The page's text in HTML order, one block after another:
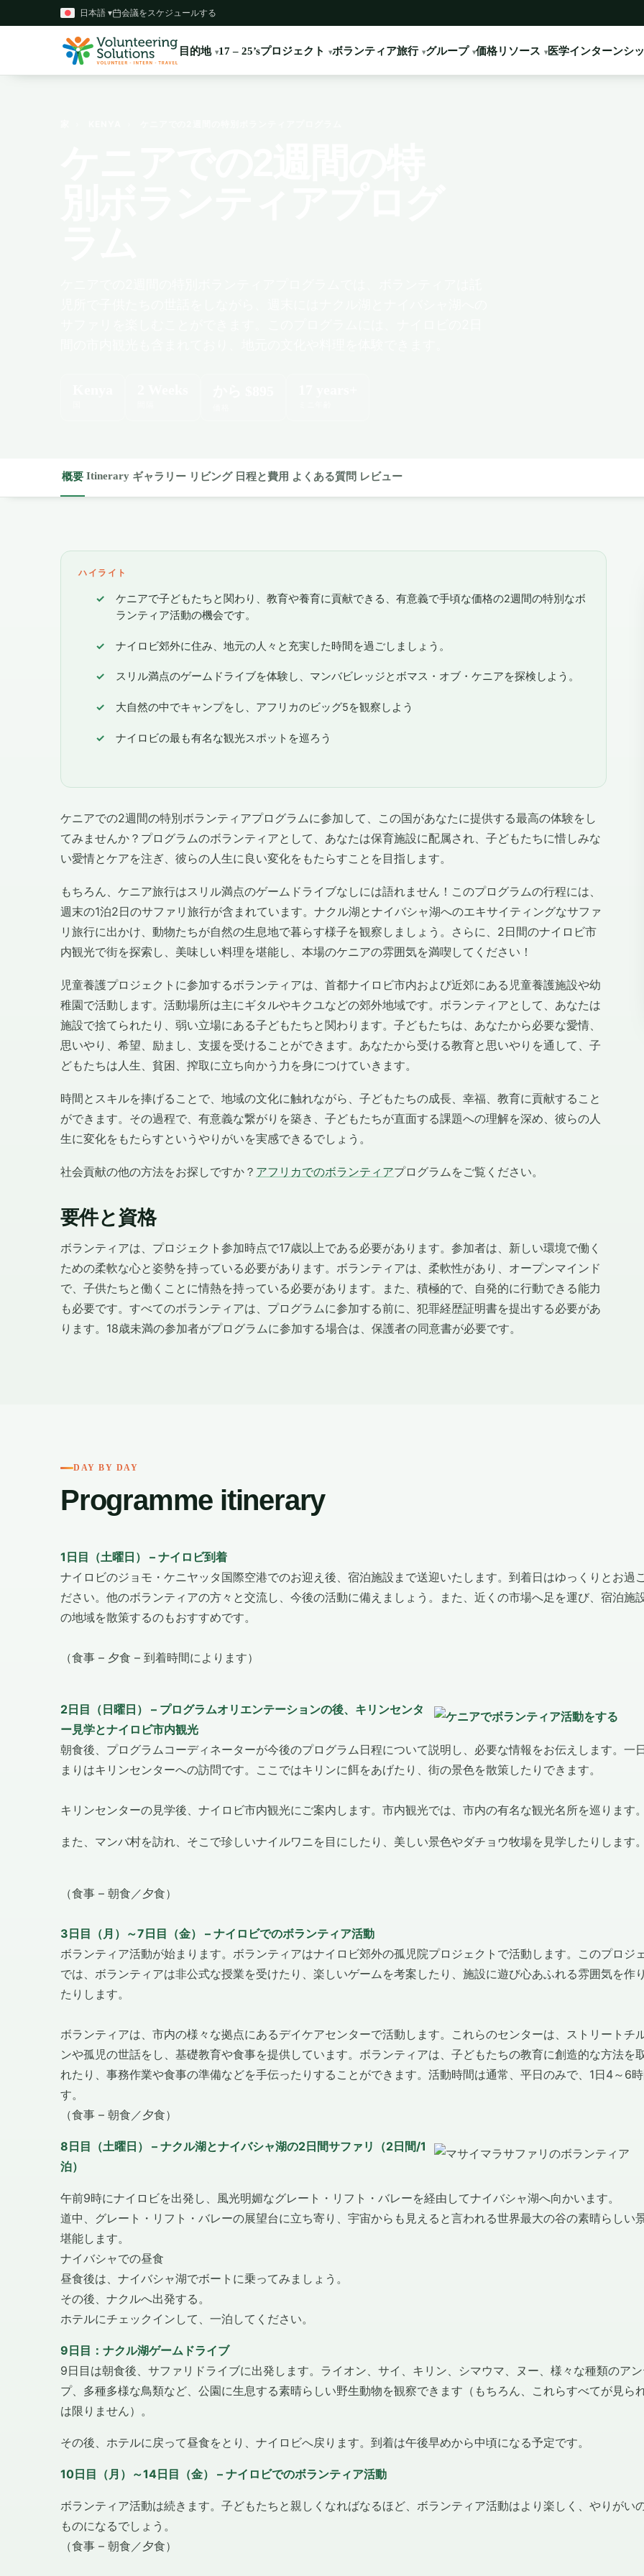
日本語 ▾ 会議をスケジュールする
目的地 17 – 25’sプロジェクト ボランティア旅行 グループ 価格リソース 医学インターンシ
概要 Itinerary ギャラリー リビング 日程と費用 よくある質問 レビュー
ハイライト
ケニアで子どもたちと関わり、教育や養育に貢献できる、有意義で手頃な価格の2週間の特別なボ
ランティア活動の機会です。
ナイロビ郊外に住み、地元の人々と充実した時間を過ごしましょう。
スリル満点のゲームドライブを体験し、マンバビレッジとボマス・オブ・ケニアを探検しよう。
大自然の中でキャンプをし、アフリカのビッグ5を観察しよう
ナイロビの最も有名な観光スポットを巡ろう
ケニアでの2週間の特別ボランティアプログラムに参加して、この国があなたに提供する最高の体験をし
てみませんか？プログラムのボランティアとして、あなたは保育施設に配属され、子どもたちに惜しみな
い愛情とケアを注ぎ、彼らの人生に良い変化をもたらすことを目指します。
もちろん、ケニア旅行はスリル満点のゲームドライブなしには語れません！このプログラムの行程には、
週末の1泊2日のサファリ旅行が含まれています。ナクル湖とナイバシャ湖へのエキサイティングなサファ
リ旅行に出かけ、動物たちが自然の生息地で暮らす様子を観察しましょう。さらに、2日間のナイロビ市
内観光で街を探索し、美味しい料理を堪能し、本場のケニアの雰囲気を満喫してください！
児童養護プロジェクトに参加するボランティアは、首都ナイロビ市内および近郊にある児童養護施設や幼
稚園で活動します。活動場所は主にギタルやキクユなどの郊外地域です。ボランティアとして、あなたは
施設で捨てられたり、弱い立場にある子どもたちと関わります。子どもたちは、あなたから必要な愛情、
思いやり、希望、励まし、支援を受けることができます。あなたから受ける教育と思いやりを通して、子
どもたちは人生、貧困、搾取に立ち向かう力を身につけていきます。
時間とスキルを捧げることで、地域の文化に触れながら、子どもたちの成長、幸福、教育に貢献すること
ができます。その過程で、有意義な繋がりを築き、子どもたちが直面する課題への理解を深め、彼らの人
生に変化をもたらすというやりがいを実感できるでしょう。
社会貢献の他の方法をお探しですか？ アフリカでのボランティアプログラムをご覧ください。
要件と資格
ボランティアは、プロジェクト参加時点で17歳以上である必要があります。参加者は、新しい環境で働く
ための柔軟な心と姿勢を持っている必要があります。ボランティアは、柔軟性があり、オープンマインド
で、子供たちと働くことに情熱を持っている必要があります。また、積極的で、自発的に行動できる能力
も必要です。すべてのボランティアは、プログラムに参加する前に、犯罪経歴証明書を提出する必要があ
ります。18歳未満の参加者がプログラムに参加する場合は、保護者の同意書が必要です。
DAY BY DAY
Programme itinerary
1日目 （土曜日） – ナイロビ到着
ナイロビのジョモ・ケニヤッタ国際空港でのお迎え後、宿泊施設まで送迎いたします。到着日はゆっくりとお過
ださい。他のボランティアの方々と交流し、今後の活動に備えましょう。また、近くの市場へ足を運び、宿泊施
の地域を散策するのもおすすめです。
（食事 – 夕食 – 到着時間によります）
2日目（日曜日） – プログラムオリエンテーションの後、キリンセンタ
ー見学とナイロビ市内観光
朝食後、プログラムコーディネーターが今後のプログラム日程について説明し、必要な情報をお伝えします。一
まりはキリンセンターへの訪問です。ここではキリンに餌をあげたり、街の景色を散策したりできます。
キリンセンターの見学後、ナイロビ市内観光にご案内します。市内観光では、市内の有名な観光名所を巡ります。
また、マンバ村を訪れ、そこで珍しいナイルワニを目にしたり、美しい景色やダチョウ牧場を見学したりします。
（食事 – 朝食／夕食）
3日目（月）～7日目（金） – ナイロビでのボランティア活動
ボランティア活動が始まります。ボランティアはナイロビ郊外の孤児院プロジェクトで活動します。このプロジ
では、ボランティアは非公式な授業を受けたり、楽しいゲームを考案したり、施設に遊び心あふれる雰囲気を作
たりします。
ボランティアは、市内の様々な拠点にあるデイケアセンターで活動します。これらのセンターは、ストリートチ
ンや孤児の世話をし、基礎教育や食事を提供しています。ボランティアは、子どもたちの教育に創造的な方法を
れたり、事務作業や食事の準備などを手伝ったりすることができます。活動時間は通常、平日のみで、1日4～6
す。
（食事 – 朝食／夕食）
8日目（土曜日） – ナクル湖とナイバシャ湖の2日間サファリ（2日間/1
泊）
午前9時にナイロビを出発し、風光明媚なグレート・リフト・バレーを経由してナイバシャ湖へ向かいます。
道中、グレート・リフト・バレーの展望台に立ち寄り、宇宙からも見えると言われる世界最大の谷の素晴らしい
堪能します。
ナイバシャでの昼食
昼食後は、ナイバシャ湖でボートに乗ってみましょう。
その後、ナクルへ出発する。
ホテルにチェックインして、一泊してください。
9日目：ナクル湖ゲームドライブ
9日目は朝食後、サファリドライブに出発します。ライオン、サイ、キリン、シマウマ、ヌー、様々な種類のア
プ、多種多様な鳥類など、公園に生息する素晴らしい野生動物を観察できます（もちろん、これらすべてが見ら
は限りません）。
その後、ホテルに戻って昼食をとり、ナイロビへ戻ります。到着は午後早めから中頃になる予定です。
10日目（月）～14日目（金） – ナイロビでのボランティア活動
ボランティア活動は続きます。子どもたちと親しくなればなるほど、ボランティア活動はより楽しく、やりがい
ものになるでしょう。
（食事 – 朝食／夕食）